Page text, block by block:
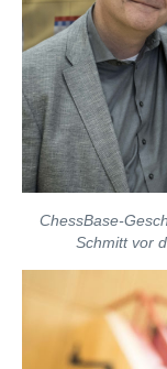
ChessBase-
Schmitt vor